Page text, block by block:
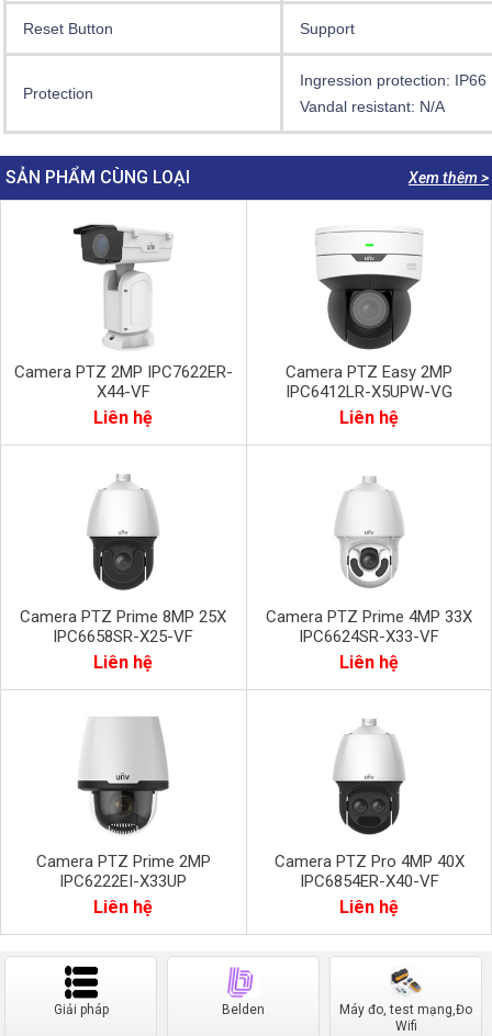
Reset Button Support
Protection
Ingression protection: IP66
Vandal resistant: N/A
Xem thêm >
SẢN PHẨM CÙNG LOẠI
Camera PTZ 2MP IPC7622ER-
X44-VF
Liên hệ
Camera PTZ Easy 2MP
IPC6412LR-X5UPW-VG
Liên hệ
Camera PTZ Prime 8MP 25X
IPC6658SR-X25-VF
Liên hệ
Camera PTZ Prime 4MP 33X
IPC6624SR-X33-VF
Liên hệ
Camera PTZ Prime 2MP
IPC6222EI-X33UP
Liên hệ
Camera PTZ Pro 4MP 40X
IPC6854ER-X40-VF
Liên hệ
Giải pháp Belden
Máy đo, test mạng,Đo
Wifi